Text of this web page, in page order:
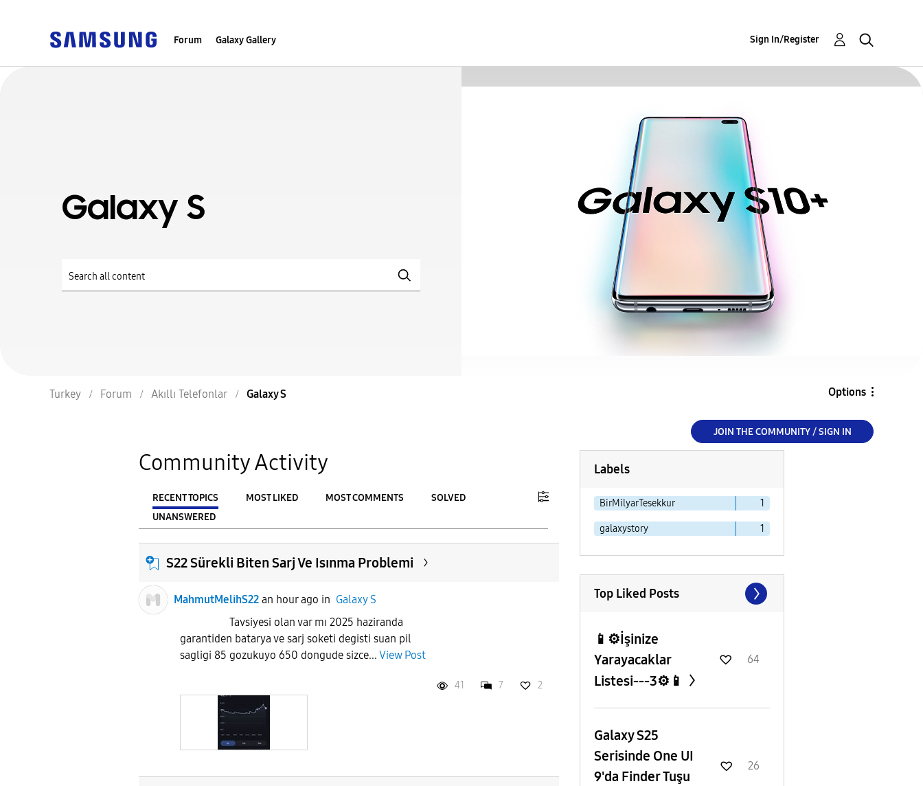
Forum Galaxy Gallery Sign In/Register
Galaxy S
Turkey Forum Akıllı Telefonlar Galaxy S Options
JOIN THE COMMUNITY / SIGN IN
Community Activity
RECENT TOPICS MOST LIKED MOST COMMENTS
SOLVED
UNANSWERED
From To
S22 Sürekli Biten Sarj Ve Isınma Problemi
MahmutMelihS22 an hour ago in Galaxy S
Tavsiyesi olan var mı 2025 haziranda
garantiden batarya ve sarj soketi degisti suan pil
sagligi 85 gozukuyo 650 dongude sizce... View Post
41 7 2
Labels
BirMilyarTesekkur 1
galaxystory 1
Top Liked Posts
📱⚙️İşinize
Yarayacaklar
Listesi---3⚙️📱
64
Galaxy S25
Serisinde One UI
9'da Finder Tuşu
26